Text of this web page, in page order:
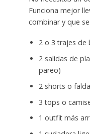
Funciona mejor
combinar y que
2 o 3 trajes de
2 salidas de
pareo)
2 shorts o
3 tops o
1 outfit más